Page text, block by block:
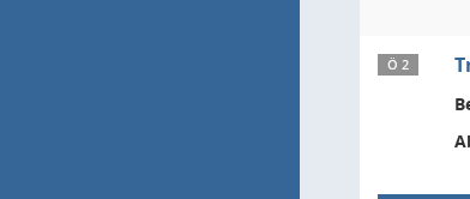
Ö 2